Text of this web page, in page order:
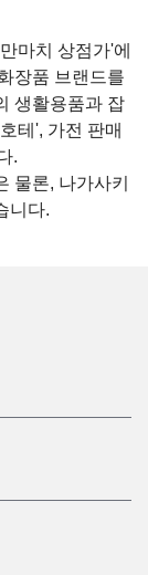
마치 상점가'에
장품 브랜드를
생활용품과 잡
테', 가전 판매
.
물론, 나가사키
니다.